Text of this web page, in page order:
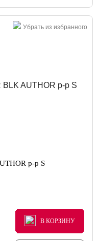
Убрать из избранного
р-р S
В КОРЗИНУ
В КОРЗИНУ
В КОРЗИНУ